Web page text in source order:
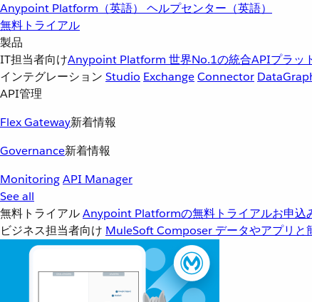
Anypoint Platform（英語） ヘルプセンター（英語）
無料トライアル
製品
IT担当者向けAnypoint Platform 世界No.1の統合APIプラッ
インテグレーション Studio ExchangeConnector
API管理
Flex Gateway新着情報
Governance新着情報
MonitoringAPI Manager
See all
無料トライアルAnypoint Platformの無料トライアルお申込
ビジネス担当者向け MuleSoft Composer データやアプリと